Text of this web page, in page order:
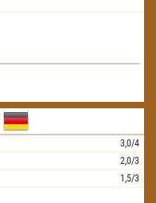
3,0/4
2,0/3
1,5/3